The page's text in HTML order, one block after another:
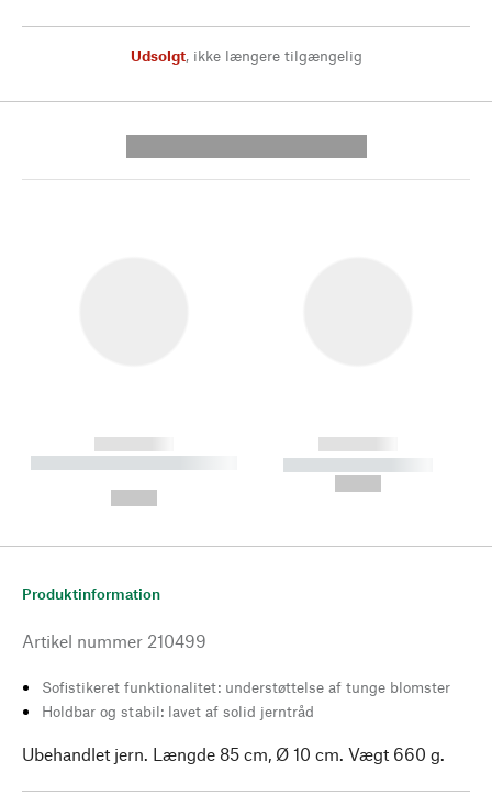
Udsolgt, ikke længere tilgængelig
------------
----------- ----------- --------
------------
----------- -----------
Produktinformation
Artikel nummer 210499
Sofistikeret funktionalitet: understøttelse af tunge blomster
Holdbar og stabil: lavet af solid jerntråd
Ubehandlet jern. Længde 85 cm, Ø 10 cm. Vægt 660 g.